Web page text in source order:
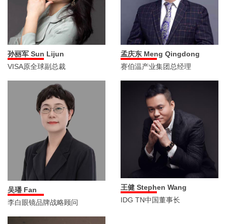
孙丽军 Sun Lijun
VISA原全球副总裁
孟庆东 Meng Qingdong
赛伯温产业集团总经理
吴璠 Fan
李白眼镜品牌战略顾问
王健 Stephen Wang
IDG TN中国董事长